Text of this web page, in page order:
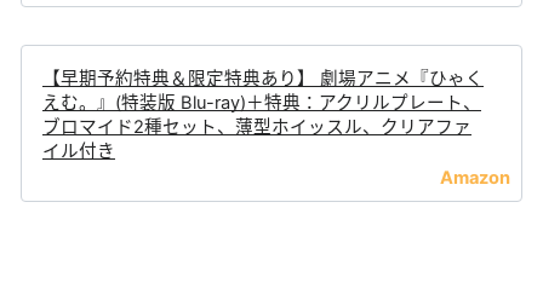
【早期予約特典＆限定特典あり】 劇場アニメ『ひゃく
えむ。』(特装版 Blu-ray)＋特典：アクリルプレート、
ブロマイド2種セット、薄型ホイッスル、クリアファ
イル付き